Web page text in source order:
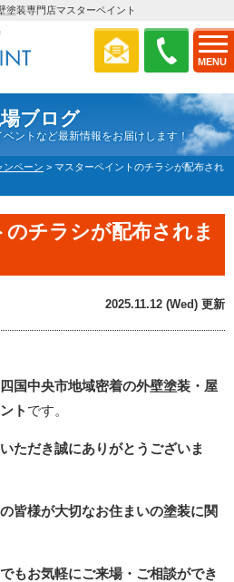
MENU
塗装専門店マスターペイント
ブログ
ントなど最新情報をお届けします！
ンペーン > マスターペイントのチラシが配布され
チラシが配布されま
2025.11.12 (Wed) 更新
国中央市地域密着の外壁塗装・屋
ト です。
ただき誠にありがとうございま
皆様が大切なお住まいの塗装に関
もお気軽にご来場・ご相談ができ